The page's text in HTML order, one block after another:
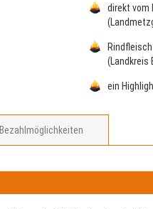
direkt vom
(Landkreis
ein
Bezahlmöglichkeiten